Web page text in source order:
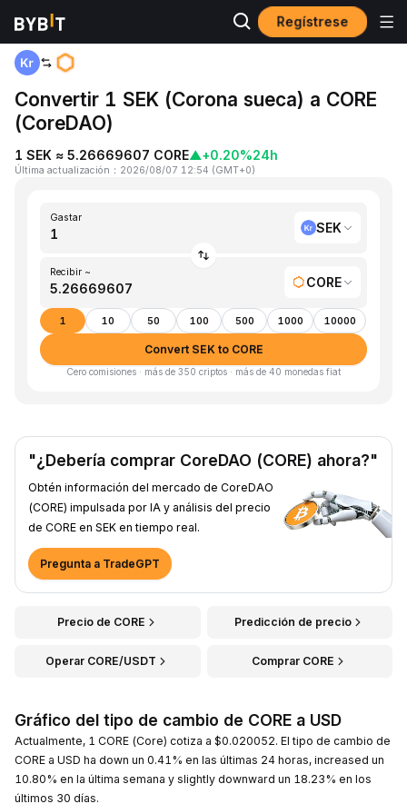
Regístrese
Inicio SEK to CORE
Convertir 1 SEK (Corona sueca) a CORE
(CoreDAO)
1 SEK ≈ 5.26669607 CORE▲+0.20%24h
Última actualización ： 2026/08/07 12:54 (GMT+0)
Gastar
SEK
Recibir ~
CORE
1 10 50 100 500 1000 10000
Convert SEK to CORE
Cero comisiones · más de 350 criptos · más de 40 monedas fiat
"¿Debería comprar CoreDAO (CORE) ahora?"
Obtén información del mercado de CoreDAO
(CORE) impulsada por IA y análisis del precio
de CORE en SEK en tiempo real.
Pregunta a TradeGPT
Precio de CORE Predicción de precio
Operar CORE/USDT Comprar CORE
Gráfico del tipo de cambio de CORE a USD
Actualmente, 1 CORE (Core) cotiza a $0.020052. El tipo de cambio de
CORE a USD ha down un 0.41% en las últimas 24 horas, increased un
10.80% en la última semana y slightly downward un 18.23% en los
últimos 30 días.